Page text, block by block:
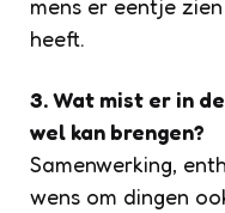
mens er eentje
heeft.
3. Wat mist er in
wel kan brengen?
Samenwerking,
wens om dingen